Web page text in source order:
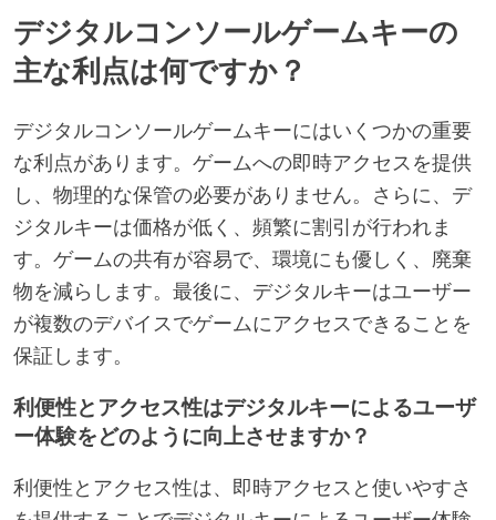
デジタルコンソールゲームキーの
主な利点は何ですか？
デジタルコンソールゲームキーにはいくつかの重要
な利点があります。ゲームへの即時アクセスを提供
し、物理的な保管の必要がありません。さらに、デ
ジタルキーは価格が低く、頻繁に割引が行われま
す。ゲームの共有が容易で、環境にも優しく、廃棄
物を減らします。最後に、デジタルキーはユーザー
が複数のデバイスでゲームにアクセスできることを
保証します。
利便性とアクセス性はデジタルキーによるユーザ
ー体験をどのように向上させますか？
利便性とアクセス性は、即時アクセスと使いやすさ